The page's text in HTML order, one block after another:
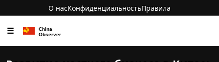
О насКонфиденциальностьПравила
☰